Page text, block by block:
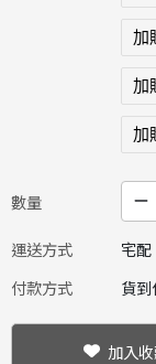
加
加
加
數量
運送方式
宅配
付款方式
貨
加入